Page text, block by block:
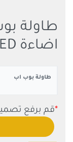
طاولة
اضاءة LED
طاولة بوب اب
*قم برفع